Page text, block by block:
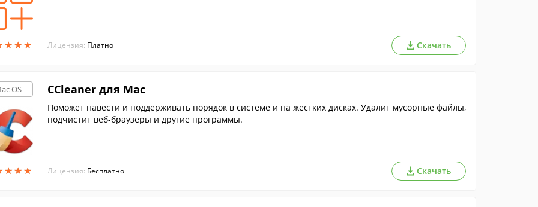
★★★
★★★ Лицензия: Платно Скачать
OS
★★★
★★★
CCleaner для Mac
Поможет навести и поддерживать порядок в системе и на жестких дисках. Удалит мусорные файлы,
подчистит веб-браузеры и другие программы.
Лицензия: Бесплатно Скачать